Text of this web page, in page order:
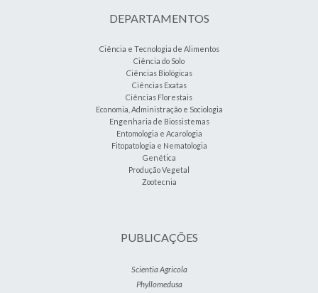
DEPARTAMENTOS
Ciência e Tecnologia de Alimentos
Ciência do Solo
Ciências Biológicas
Ciências Exatas
Ciências Florestais
Economia, Administração e Sociologia
Engenharia de Biossistemas
Entomologia e Acarologia
Fitopatologia e Nematologia
Genética
Produção Vegetal
Zootecnia
PUBLICAÇÕES
Scientia Agricola
Phyllomedusa